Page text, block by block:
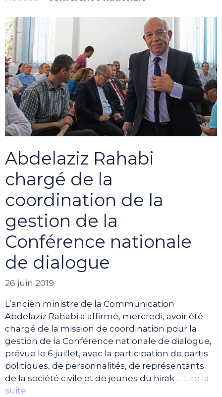
Abdelaziz Rahabi
chargé de la
coordination de la
gestion de la
Conférence nationale
de dialogue
26 juin 2019
L’ancien ministre de la Communication
Abdelaziz Rahabi a affirmé, mercredi, avoir été
chargé de la mission de coordination pour la
gestion de la Conférence nationale de dialogue,
prévue le 6 juillet, avec la participation de partis
politiques, de personnalités, de représentants
de la société civile et de jeunes du hirak … Lire la
suite